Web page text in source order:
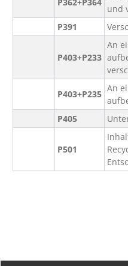
und
P391
P403+P233
An
P403+P235
An
P405
P501